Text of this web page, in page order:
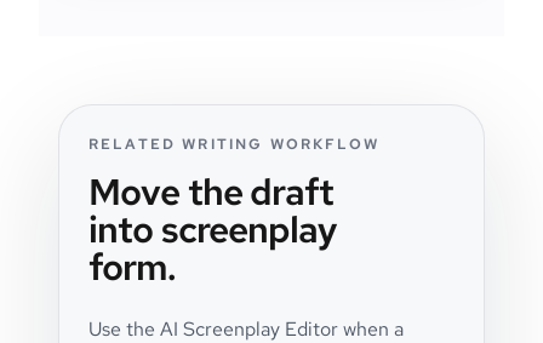
RELATED WRITING WORKFLOW
Move the draft
into screenplay
form.
Use the AI Screenplay Editor when a